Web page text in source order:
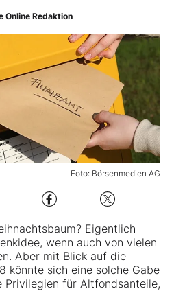
Online Redaktion
Foto: Börsenmedien AG
Eigentlich
wenn auch von vielen
Aber mit Blick auf die
könnte sich eine solche Gabe
Privilegien für Altfondsanteile,